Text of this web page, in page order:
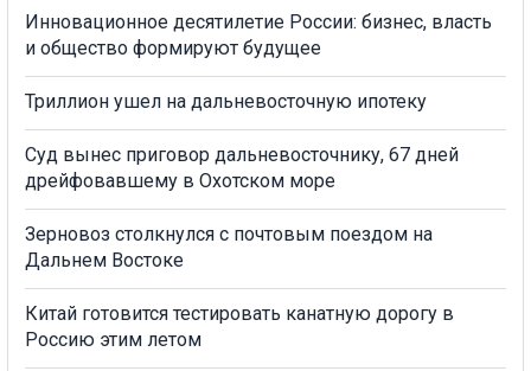
Инновационное десятилетие России: бизнес, власть
и общество формируют будущее
Триллион ушел на дальневосточную ипотеку
Суд вынес приговор дальневосточнику, 67 дней
дрейфовавшему в Охотском море
Зерновоз столкнулся с почтовым поездом на
Дальнем Востоке
Китай готовится тестировать канатную дорогу в
Россию этим летом